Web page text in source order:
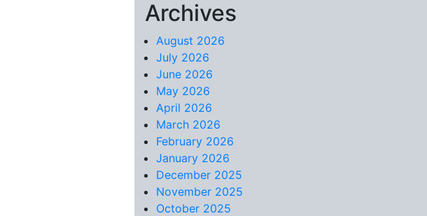
Skip to content
Archives
August 2026
July 2026
June 2026
May 2026
April 2026
March 2026
February 2026
January 2026
December 2025
November 2025
October 2025